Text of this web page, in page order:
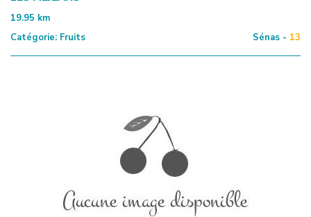
19.95 km
Catégorie: Fruits Sénas - 13